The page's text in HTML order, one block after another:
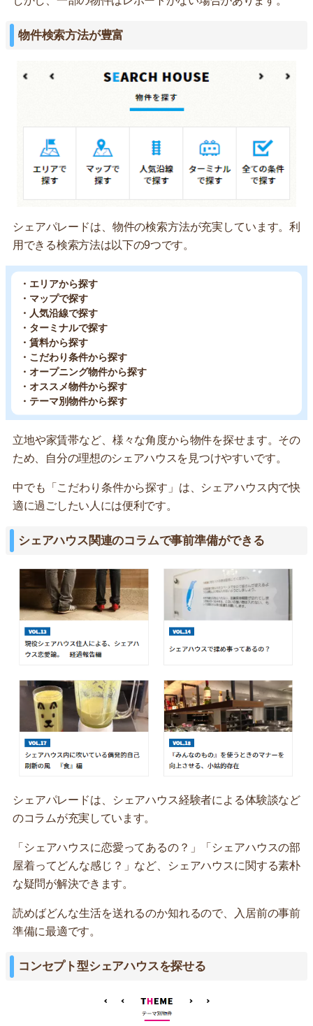
物件検索方法が豊富
シェアパレードは、物件の検索方法が充実しています。利
用できる検索方法は以下の9つです。
・エリアから探す
・マップで探す
・人気沿線で探す
・ターミナルで探す
・賃料から探す
・こだわり条件から探す
・オープニング物件から探す
・オススメ物件から探す
・テーマ別物件から探す
立地や家賃帯など、様々な角度から物件を探せます。その
ため、自分の理想のシェアハウスを見つけやすいです。
中でも「こだわり条件から探す」は、シェアハウス内で快
適に過ごしたい人には便利です。
シェアハウス関連のコラムで事前準備ができる
シェアパレードは、シェアハウス経験者による体験談など
のコラムが充実しています。
「シェアハウスに恋愛ってあるの？」「シェアハウスの部
屋着ってどんな感じ？」など、シェアハウスに関する素朴
な疑問が解決できます。
読めばどんな生活を送れるのか知れるので、入居前の事前
準備に最適です。
コンセプト型シェアハウスを探せる